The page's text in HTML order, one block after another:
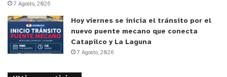
7 Agosto, 2026
Hoy viernes se inicia el tránsito por el
nuevo puente mecano que conecta
Catapilco y La Laguna
7 Agosto, 2026